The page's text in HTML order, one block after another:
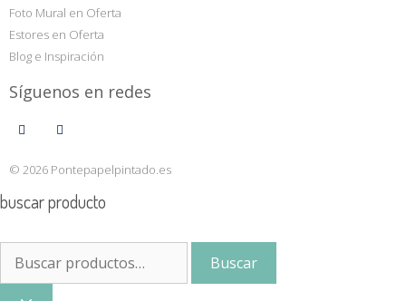
Foto Mural en Oferta
Estores en Oferta
Blog e Inspiración
Síguenos en redes
© 2026 Pontepapelpintado.es
buscar producto
Buscar